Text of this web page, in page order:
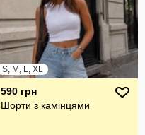
S, M, L, XL
590 грн
Шорти з камінцями